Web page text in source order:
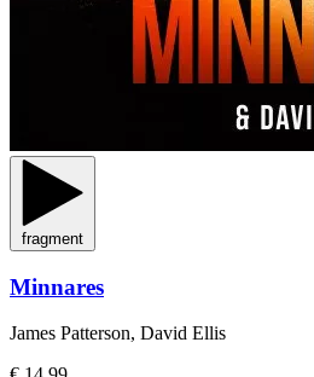
fragment
Minnares
James Patterson, David Ellis